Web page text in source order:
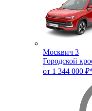
Москвич 3
Городской
от 1 344 000